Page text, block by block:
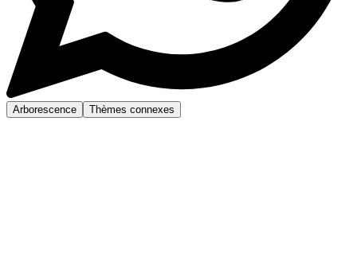
Arborescence Thèmes connexes